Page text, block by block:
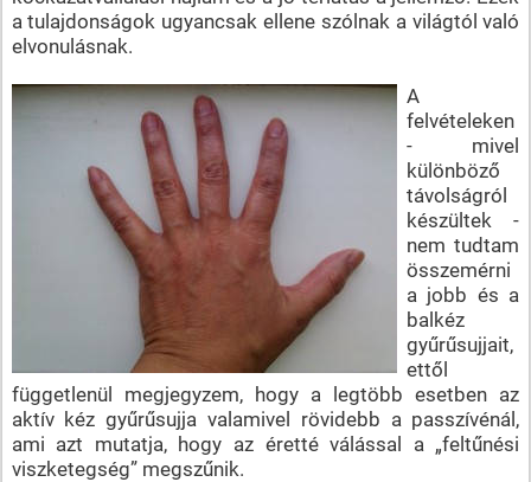
a tulajdonságok ugyancsak ellene szólnak a világtól való
elvonulásnak.
A
felvételeken
- mivel
különböző
távolságról
készültek -
nem tudtam
összemérni
a jobb és a
balkéz
gyűrűsujjait,
ettől
függetlenül megjegyzem, hogy a legtöbb esetben az
aktív kéz gyűrűsujja valamivel rövidebb a passzívénál,
ami azt mutatja, hogy az éretté válással a „feltűnési
viszketegség” megszűnik.